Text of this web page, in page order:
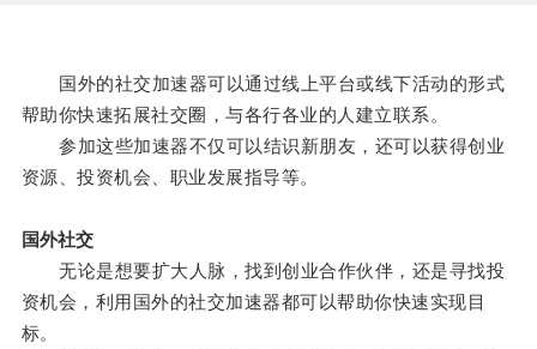
国外的社交加速器可以通过线上平台或线下活动的形式
帮助你快速拓展社交圈，与各行各业的人建立联系。
参加这些加速器不仅可以结识新朋友，还可以获得创业
资源、投资机会、职业发展指导等。
国外社交
无论是想要扩大人脉，找到创业合作伙伴，还是寻找投
资机会，利用国外的社交加速器都可以帮助你快速实现目
标。